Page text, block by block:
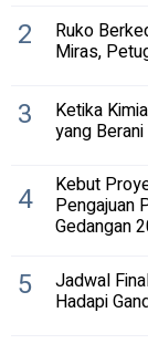
2 Ruko
Miras,
3 Ketika
yang
4 Kebut
Pengajuan
Gedangan
5 Jadwal
Hadapi